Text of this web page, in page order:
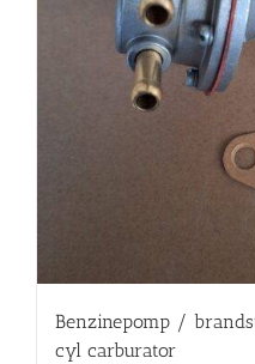
Benzinepomp /
cyl carburator